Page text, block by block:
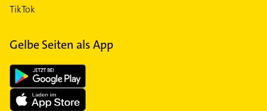
TikTok
Gelbe Seiten als App